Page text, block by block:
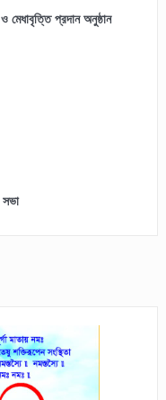
মেধাবৃত্তি প্রদান অনুষ্ঠান